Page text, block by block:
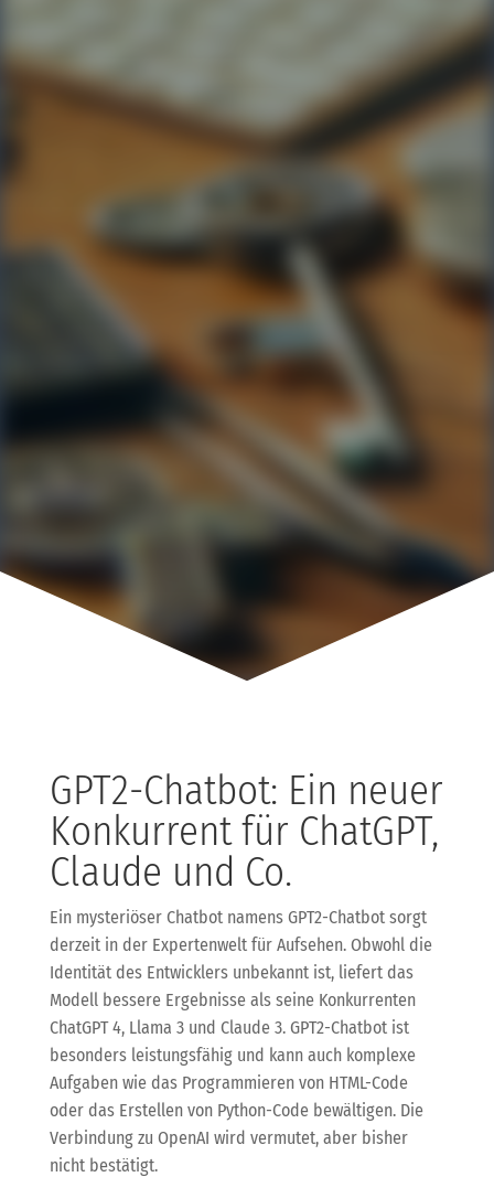
GPT2-Chatbot: Ein neuer
Konkurrent für ChatGPT,
Claude und Co.
Ein mysteriöser Chatbot namens GPT2-Chatbot sorgt
derzeit in der Expertenwelt für Aufsehen. Obwohl die
Identität des Entwicklers unbekannt ist, liefert das
Modell bessere Ergebnisse als seine Konkurrenten
ChatGPT 4, Llama 3 und Claude 3. GPT2-Chatbot ist
besonders leistungsfähig und kann auch komplexe
Aufgaben wie das Programmieren von HTML-Code
oder das Erstellen von Python-Code bewältigen. Die
Verbindung zu OpenAI wird vermutet, aber bisher
nicht bestätigt.